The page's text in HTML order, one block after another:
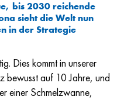
bis 2030 reichende
sieht die Welt nun
in der Strategie
Dies kommt in unserer
bewusst auf 10 Jahre, und
einer Schmelzwanne,